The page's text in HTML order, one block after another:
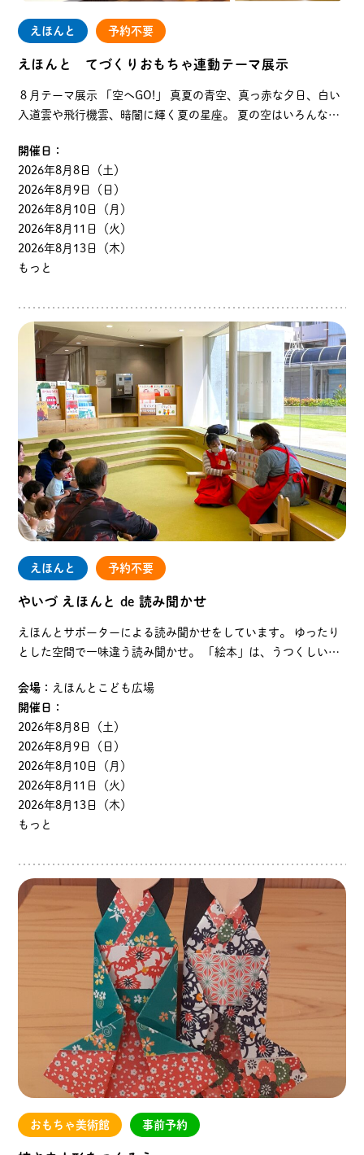
えほんと 予約不要
えほんと てづくりおもちゃ連動テーマ展示
８月テーマ展示 「空へGO!」 真夏の青空、真っ赤な夕日、白い
入道雲や飛行機雲、暗闇に輝く夏の星座。 夏の空はいろんな表
舞台にした絵本を展示します。 …
開催日：
2026年8月8日（土）
2026年8月9日（日）
2026年8月10日（月）
2026年8月11日（火）
2026年8月13日（木）
もっと
えほんと 予約不要
やいづ えほんと de 読み聞かせ
えほんとサポーターによる読み聞かせをしています。 ゆったり
とした空間で一味違う読み聞かせ。 「絵本」は、うつくしい言
けてくれます。 えほんとサポーターの声色を楽しん…
会場： えほんとこども広場
開催日：
2026年8月8日（土）
2026年8月9日（日）
2026年8月10日（月）
2026年8月11日（火）
2026年8月13日（木）
もっと
おもちゃ美術館 事前予約